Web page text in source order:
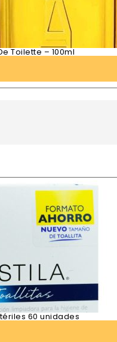
Toilette – 100ml
60 unidades